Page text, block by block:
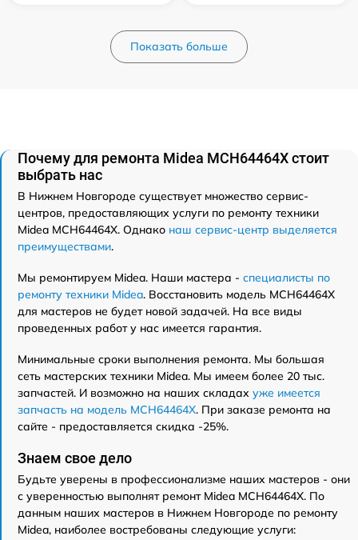
Показать больше
Почему для ремонта Midea MCH64464X стоит
выбрать нас
В Нижнем Новгороде существует множество сервис-
центров, предоставляющих услуги по ремонту техники
Midea MCH64464X. Однако наш сервис-центр выделяется
преимуществами.
Мы ремонтируем Midea. Наши мастера - специалисты по
ремонту техники Midea. Восстановить модель MCH64464X
для мастеров не будет новой задачей. На все виды
проведенных работ у нас имеется гарантия.
Минимальные сроки выполнения ремонта. Мы большая
сеть мастерских техники Midea. Мы имеем более 20 тыс.
запчастей. И возможно на наших складах уже имеется
запчасть на модель MCH64464X. При заказе ремонта на
сайте - предоставляется скидка -25%.
Знаем свое дело
Будьте уверены в профессионализме наших мастеров - они
с уверенностью выполнят ремонт Midea MCH64464X. По
данным наших мастеров в Нижнем Новгороде по ремонту
Midea, наиболее востребованы следующие услуги: